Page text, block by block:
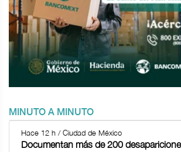
MINUTO A MINUTO
Hace 12 h / Ciudad de México
Documentan más de 200